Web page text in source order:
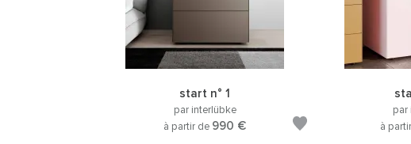
start n° 1
par interlübke
à partir de 990 €
par
à